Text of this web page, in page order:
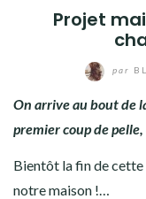
Projet
par
On arrive au bout de
premier coup de pelle,
Bientôt la fin de cette
notre maison !…